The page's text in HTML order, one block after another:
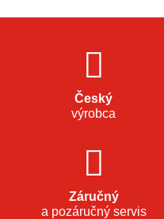
Český
výrobca
Záručný
a pozáručný servis